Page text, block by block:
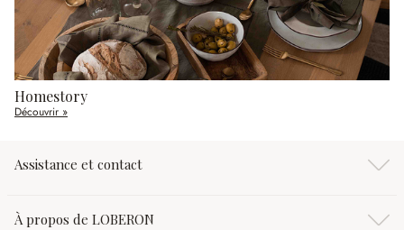
Homestory
Découvrir »
Assistance et contact
À propos de LOBERON